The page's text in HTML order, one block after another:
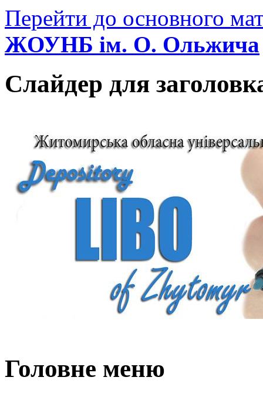
Перейти до основного
ЖОУНБ ім. О. Ольжича
Слайдер для
Головне меню